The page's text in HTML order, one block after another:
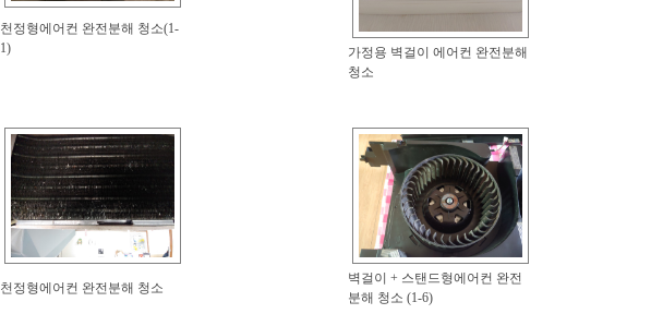
천정형에어컨 완전분해 청소(1-
1)
가정용 벽걸이 에어컨 완전분해
청소
천정형에어컨 완전분해 청소
벽걸이 + 스탠드형에어컨 완전
분해 청소 (1-6)